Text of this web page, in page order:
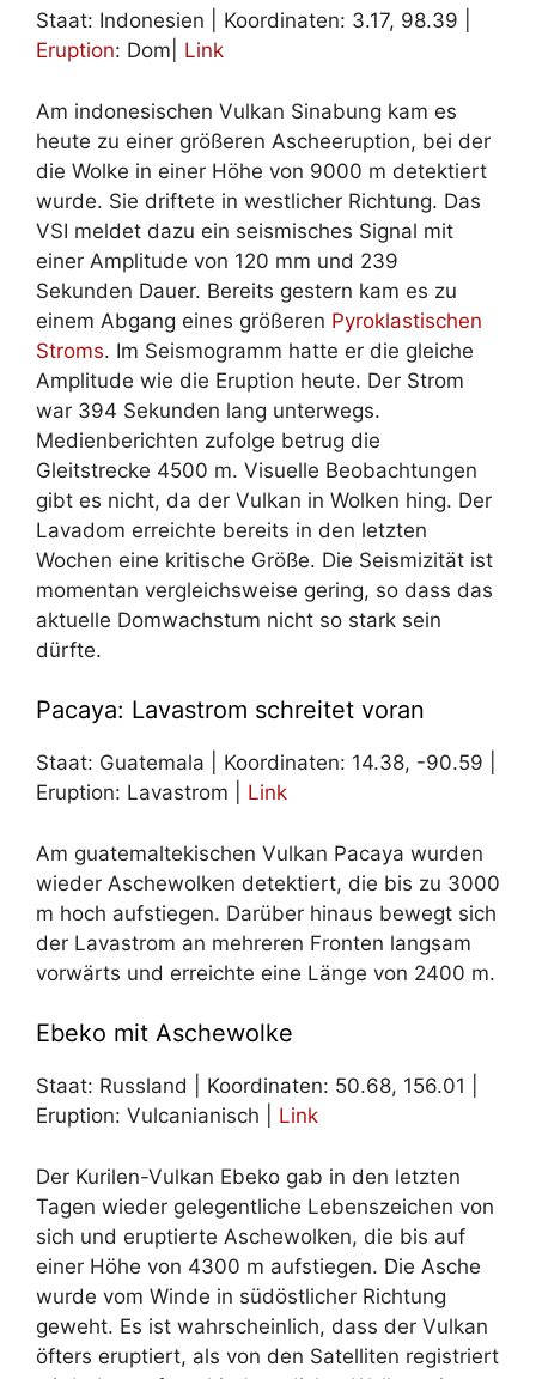
Staat: Indonesien | Koordinaten: 3.17, 98.39 |
Eruption: Dom| Link
Am indonesischen Vulkan Sinabung kam es
heute zu einer größeren Ascheeruption, bei der
die Wolke in einer Höhe von 9000 m detektiert
wurde. Sie driftete in westlicher Richtung. Das
VSI meldet dazu ein seismisches Signal mit
einer Amplitude von 120 mm und 239
Sekunden Dauer. Bereits gestern kam es zu
einem Abgang eines größeren Pyroklastischen
Stroms. Im Seismogramm hatte er die gleiche
Amplitude wie die Eruption heute. Der Strom
war 394 Sekunden lang unterwegs.
Medienberichten zufolge betrug die
Gleitstrecke 4500 m. Visuelle Beobachtungen
gibt es nicht, da der Vulkan in Wolken hing. Der
Lavadom erreichte bereits in den letzten
Wochen eine kritische Größe. Die Seismizität ist
momentan vergleichsweise gering, so dass das
aktuelle Domwachstum nicht so stark sein
dürfte.
Pacaya: Lavastrom schreitet voran
Staat: Guatemala | Koordinaten: 14.38, -90.59 |
Eruption: Lavastrom | Link
Am guatemaltekischen Vulkan Pacaya wurden
wieder Aschewolken detektiert, die bis zu 3000
m hoch aufstiegen. Darüber hinaus bewegt sich
der Lavastrom an mehreren Fronten langsam
vorwärts und erreichte eine Länge von 2400 m.
Ebeko mit Aschewolke
Staat: Russland | Koordinaten: 50.68, 156.01 |
Eruption: Vulcanianisch | Link
Der Kurilen-Vulkan Ebeko gab in den letzten
Tagen wieder gelegentliche Lebenszeichen von
sich und eruptierte Aschewolken, die bis auf
einer Höhe von 4300 m aufstiegen. Die Asche
wurde vom Winde in südöstlicher Richtung
geweht. Es ist wahrscheinlich, dass der Vulkan
öfters eruptiert, als von den Satelliten registriert